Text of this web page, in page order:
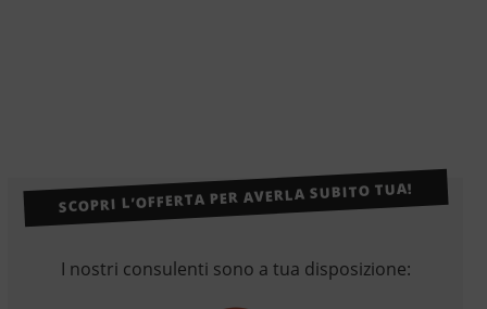
SCOPRI L’OFFERTA PER AVERLA SUBITO TUA!
I nostri consulenti sono a tua disposizione: